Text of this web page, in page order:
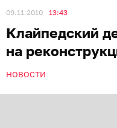
09.11.2010 13:43
Клайпедский
на
НОВОСТИ